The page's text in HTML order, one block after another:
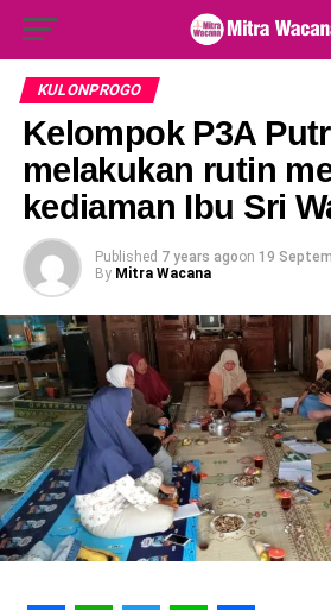
for:
KULONPROGO
Kelompok P3A
melakukan rutin
kediaman Ibu Sri
Published 7 years agoon 19
By Mitra Wacana